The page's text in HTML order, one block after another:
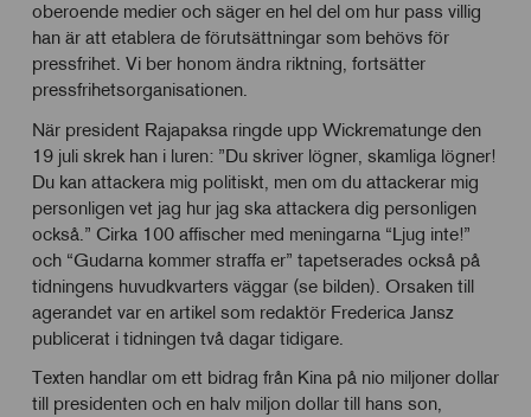
oberoende medier och säger en hel del om hur pass villig
han är att etablera de förutsättningar som behövs för
pressfrihet. Vi ber honom ändra riktning, fortsätter
pressfrihetsorganisationen.
När president Rajapaksa ringde upp Wickrematunge den
19 juli skrek han i luren: ”Du skriver lögner, skamliga lögner!
Du kan attackera mig politiskt, men om du attackerar mig
personligen vet jag hur jag ska attackera dig personligen
också.” Cirka 100 affischer med meningarna “Ljug inte!”
och “Gudarna kommer straffa er” tapetserades också på
tidningens huvudkvarters väggar (se bilden). Orsaken till
agerandet var en artikel som redaktör Frederica Jansz
publicerat i tidningen två dagar tidigare.
Texten handlar om ett bidrag från Kina på nio miljoner dollar
till presidenten och en halv miljon dollar till hans son,